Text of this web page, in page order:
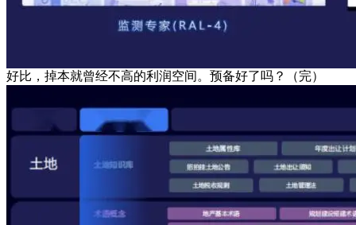
好比，掉本就曾经不高的利润空间。预备好了吗？（完）